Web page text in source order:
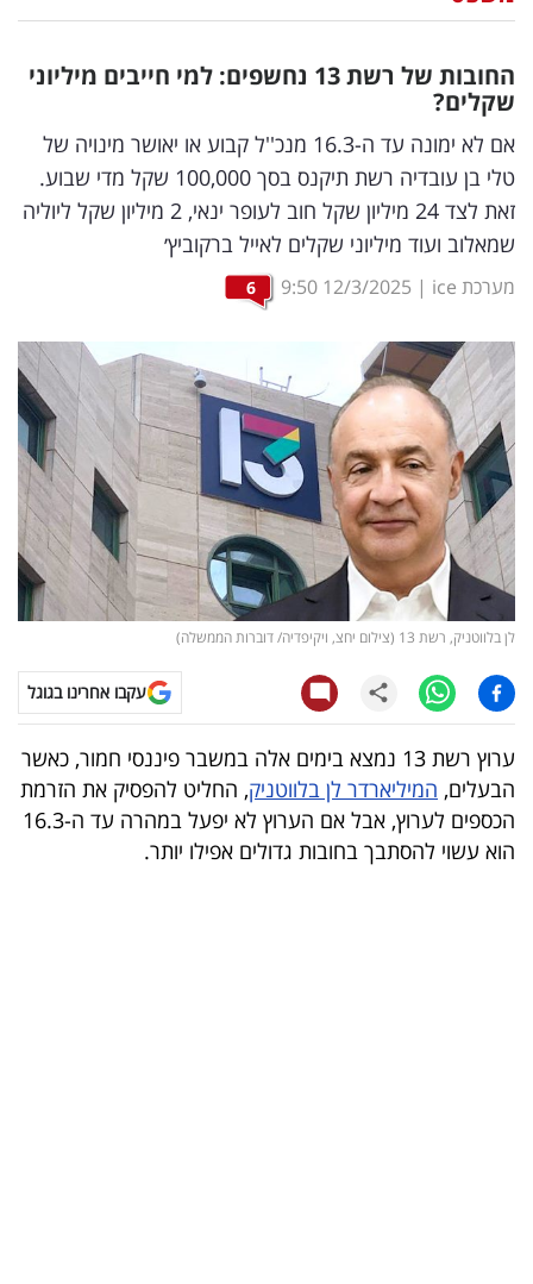
דיגיטל
וטק
שיווק
ופרסום
משפט
מדדים
ומחקרים
דעות
רכילות
עסקית
קריפטו
ויראלי
טלוויזיה
עסקי
ספורט
קריירה
החובות של רשת 13 נחשפים: למי חייבים מיליוני
שקלים?
אם לא ימונה עד ה-16.3 מנכ''ל קבוע או יאושר מינויה של
טלי בן עובדיה רשת תיקנס בסך 100,000 שקל מדי שבוע.
זאת לצד 24 מיליון שקל חוב לעופר ינאי, 2 מיליון שקל ליוליה
שמאלוב ועוד מיליוני שקלים לאייל ברקוביץ׳
מערכת ice |
12/3/2025
9:50
6
לן בלווטניק, רשת 13 (צילום יחצ, ויקיפדיה/ דוברות הממשלה)
עקבו אחרינו בגוגל
ערוץ רשת 13 נמצא בימים אלה במשבר פיננסי חמור, כאשר
הבעלים, המיליארדר לן בלווטניק, החליט להפסיק את הזרמת
הכספים לערוץ, אבל אם הערוץ לא יפעל במהרה עד ה-16.3
הוא עשוי להסתבך בחובות גדולים אפילו יותר.